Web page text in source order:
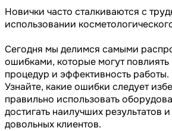
Новички часто сталкиваются с
использовании
Сегодня мы делимся самыми
ошибками, которые могут повлиять
процедур и эффективность работы.
Узнайте, какие ошибки следует
правильно использовать
достигать наилучших результатов
довольных клиентов.